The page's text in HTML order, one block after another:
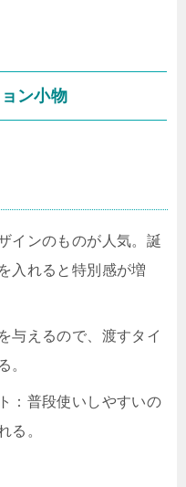
ン小物
インのものが人気。誕
入れると特別感が増
与えるので、渡すタイ
。
：普段使いしやすいの
る。